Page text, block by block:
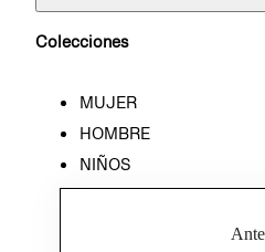
Colecciones
MUJER
HOMBRE
NIÑOS
HOME